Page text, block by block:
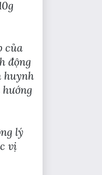
của
động
huynh
lý
vị